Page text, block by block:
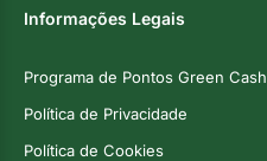
Informações Legais
Programa de Pontos Green Cash
Política de Privacidade
Política de Cookies